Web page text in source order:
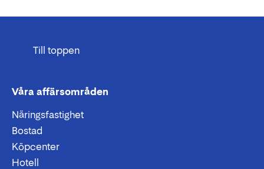
Till toppen
Våra affärsområden
Näringsfastighet
Bostad
Köpcenter
Hotell